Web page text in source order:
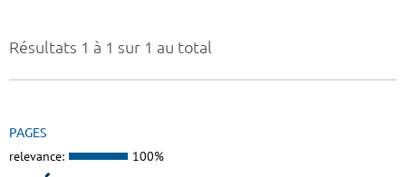
Résultats 1 à 1 sur 1 au total
PAGES
relevance: 100%